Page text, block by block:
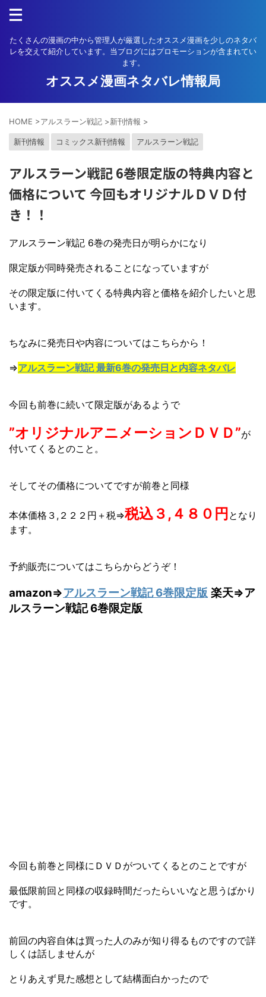
たくさんの漫画の中から管理人が厳選したオススメ漫画を少しのネタバ
レを交えて紹介しています。当ブログにはプロモーションが含まれてい
ます。
オススメ漫画ネタバレ情報局
HOME >アルスラーン戦記 >新刊情報 >
新刊情報 コミックス新刊情報 アルスラーン戦記
アルスラーン戦記 6巻限定版の特典内容と
価格について 今回もオリジナルＤＶＤ付
き！！
アルスラーン戦記 6巻の発売日が明らかになり
限定版が同時発売されることになっていますが
その限定版に付いてくる特典内容と価格を紹介したいと思
います。
ちなみに発売日や内容についてはこちらから！
⇒アルスラーン戦記 最新6巻の発売日と内容ネタバレ
今回も前巻に続いて限定版があるようで
”オリジナルアニメーションＤＶＤ”が
付いてくるとのこと。
そしてその価格についてですが前巻と同様
本体価格３,２２２円＋税⇒税込３,４８０円 となり
ます。
予約販売についてはこちらからどうぞ！
amazon⇒アルスラーン戦記 6巻限定版 楽天⇒ア
ルスラーン戦記 6巻限定版
今回も前巻と同様にＤＶＤがついてくるとのことですが
最低限前回と同様の収録時間だったらいいなと思うばかり
です。
前回の内容自体は買った人のみが知り得るものですので詳
しくは話しませんが
とりあえず見た感想として結構面白かったので